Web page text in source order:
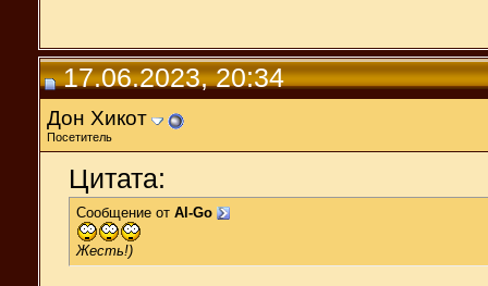
17.06.2023, 20:34
Дон Хикот
Посетитель
Цитата:
Сообщение от Al-Go
Жесть!)